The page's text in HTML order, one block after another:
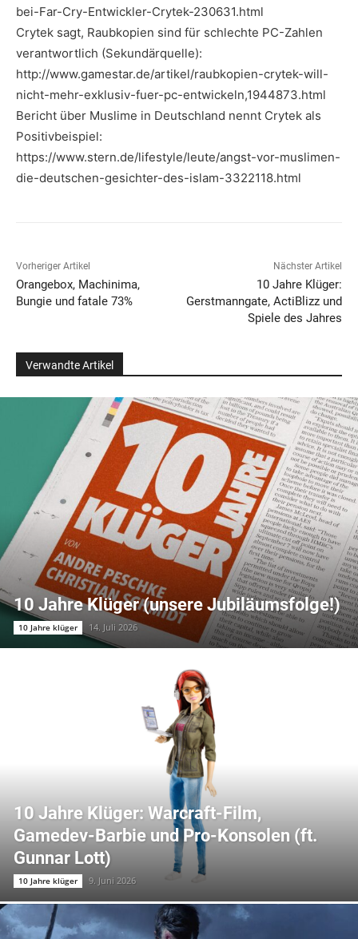
bei-Far-Cry-Entwickler-Crytek-230631.html
Crytek sagt, Raubkopien sind für schlechte PC-Zahlen
verantwortlich (Sekundärquelle):
http://www.gamestar.de/artikel/raubkopien-crytek-will-
nicht-mehr-exklusiv-fuer-pc-entwickeln,1944873.html
Bericht über Muslime in Deutschland nennt Crytek als
Positivbeispiel:
https://www.stern.de/lifestyle/leute/angst-vor-muslimen-
die-deutschen-gesichter-des-islam-3322118.html
Vorheriger Artikel
Orangebox, Machinima,
Bungie und fatale 73%
Nächster Artikel
10 Jahre Klüger:
Gerstmanngate, ActiBlizz und
Spiele des Jahres
Verwandte Artikel
10 Jahre Klüger (unsere Jubiläumsfolge!)
10 Jahre klüger 14. Juli 2026
10 Jahre Klüger: Warcraft-Film,
Gamedev-Barbie und Pro-Konsolen (ft.
Gunnar Lott)
10 Jahre klüger 9. Juni 2026